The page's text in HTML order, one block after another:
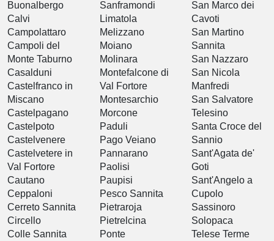
Buonalbergo
Calvi
Campolattaro
Campoli del
Monte Taburno
Casalduni
Castelfranco in
Miscano
Castelpagano
Castelpoto
Castelvenere
Castelvetere in
Val Fortore
Cautano
Ceppaloni
Cerreto Sannita
Circello
Colle Sannita
Sanframondi
Limatola
Melizzano
Moiano
Molinara
Montefalcone di
Val Fortore
Montesarchio
Morcone
Paduli
Pago Veiano
Pannarano
Paolisi
Paupisi
Pesco Sannita
Pietraroja
Pietrelcina
Ponte
San Marco dei
Cavoti
San Martino
Sannita
San Nazzaro
San Nicola
Manfredi
San Salvatore
Telesino
Santa Croce del
Sannio
Sant'Agata de'
Goti
Sant'Angelo a
Cupolo
Sassinoro
Solopaca
Telese Terme